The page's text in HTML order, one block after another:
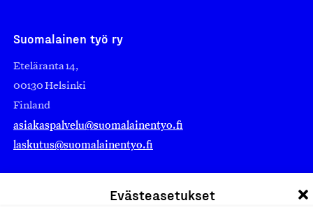
Evästeasetukset
Suomalainen työ ry
Eteläranta 14,
00130 Helsinki
Finland
asiakaspalvelu@suomalainentyo.fi
laskutus@suomalainentyo.fi